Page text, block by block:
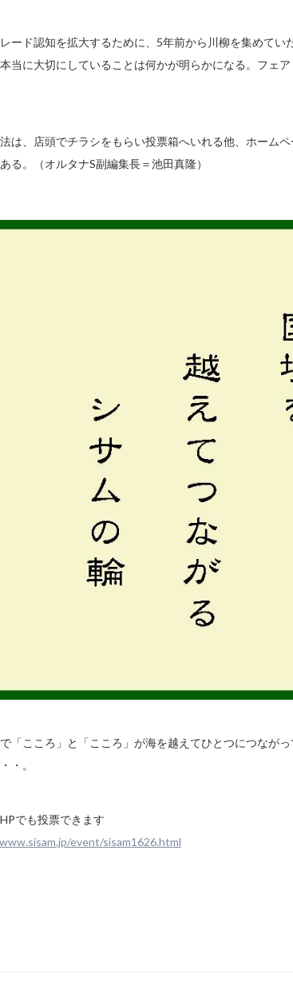
ード認知を拡大するために、5年前から川柳を集めて
当に大切にしていることは何かが明らかになる。フェ
は、店頭でチラシをもらい投票箱へいれる他、ホーム
る。（オルタナS副編集長＝池田真隆）
「こころ」と「こころ」が海を越えてひとつにつなが
・。
でも投票できます
event/sisam1626.html